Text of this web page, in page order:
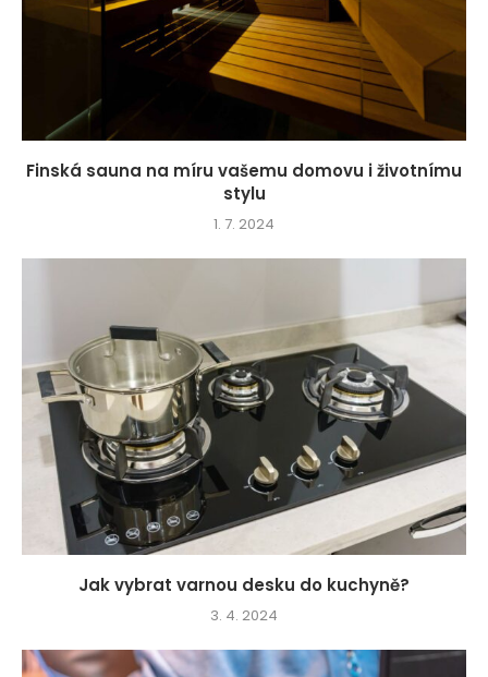
Finská sauna na míru vašemu domovu i životnímu
stylu
1. 7. 2024
Jak vybrat varnou desku do kuchyně?
3. 4. 2024